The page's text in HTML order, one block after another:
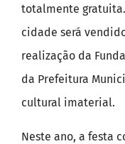
totalmente
cidade será
realização da
da Prefeitura
cultural imaterial.
Neste ano, a festa